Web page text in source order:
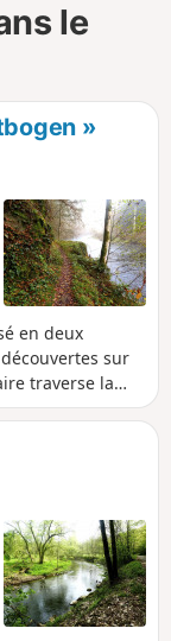
le
»
en deux
sur
traverse la
Une autre
au cône
une vue
est
de loin, qui
Westerwald.